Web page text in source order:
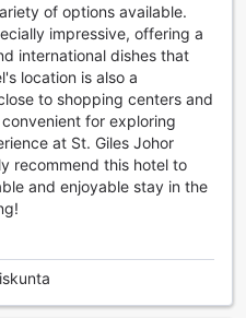
Giles Southkeyssa
tekevät vierailustasi Johor
ja miellyttävän. Hotellin
voit saapua perille ilman
henkilökunta
jolloin voit keskittyä
on myös tilava autopaikka,
turvallisesti. Huomaathan
sovelletaan, joten
kätevän taksipalvelun,
jos haluat tutustua Johor
of options available.
impressive, offering a
international dishes that
location is also a
to shopping centers and
for exploring
at St. Giles Johor
recommend this hotel to
and enjoyable stay in the